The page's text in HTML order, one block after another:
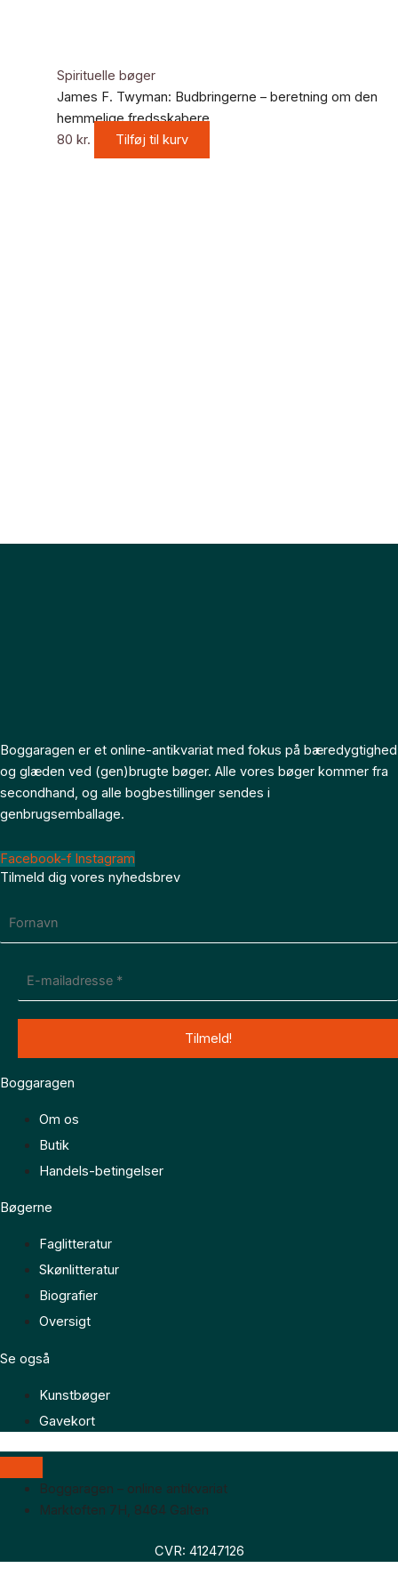
Spirituelle bøger
James F. Twyman: Budbringerne – beretning om den
hemmelige fredsskabere
80 kr. Tilføj til kurv
Boggaragen er et online-antikvariat med fokus på bæredygtighed
og glæden ved (gen)brugte bøger. Alle vores bøger kommer fra
secondhand, og alle bogbestillinger sendes i
genbrugsemballage.
Facebook-f Instagram
Tilmeld dig vores nyhedsbrev
Boggaragen
Om os
Butik
Handels-betingelser
Bøgerne
Faglitteratur
Skønlitteratur
Biografier
Oversigt
Se også
Kunstbøger
Gavekort
Boggaragen – online antikvariat
Marktoften 7H, 8464 Galten
CVR: 41247126